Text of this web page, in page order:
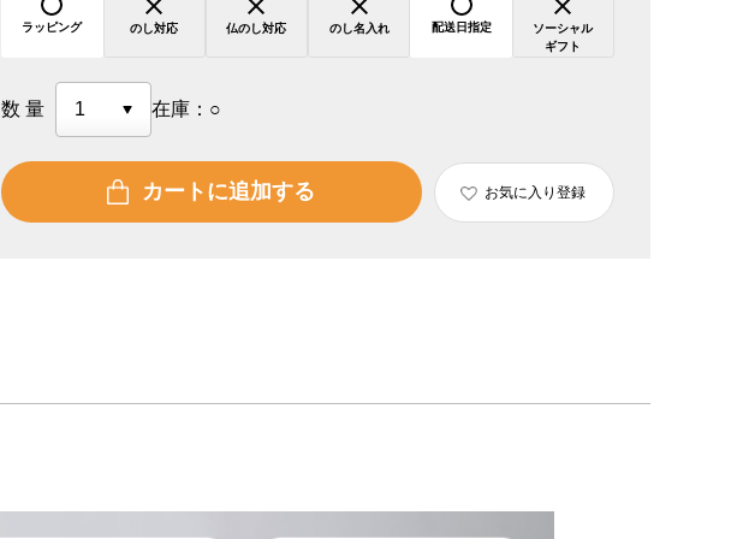
ラッピング のし対応 仏のし対応 のし名入れ 配送日指定
ソーシャル
ギフト
数量 在庫： ○
カートに追加する お気に入り登録